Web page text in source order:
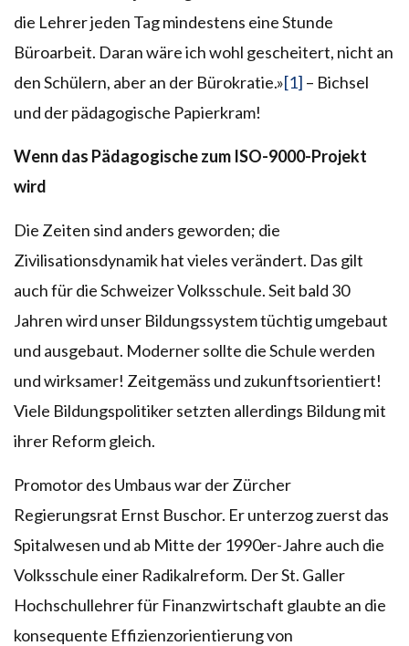
die Lehrer jeden Tag mindestens eine Stunde
Büroarbeit. Daran wäre ich wohl gescheitert, nicht an
den Schülern, aber an der Bürokratie.»[1] – Bichsel
und der pädagogische Papierkram!
Wenn das Pädagogische zum ISO-9000-Projekt
wird
Die Zeiten sind anders geworden; die
Zivilisationsdynamik hat vieles verändert. Das gilt
auch für die Schweizer Volksschule. Seit bald 30
Jahren wird unser Bildungssystem tüchtig umgebaut
und ausgebaut. Moderner sollte die Schule werden
und wirksamer! Zeitgemäss und zukunftsorientiert!
Viele Bildungspolitiker setzten allerdings Bildung mit
ihrer Reform gleich.
Promotor des Umbaus war der Zürcher
Regierungsrat Ernst Buschor. Er unterzog zuerst das
Spitalwesen und ab Mitte der 1990er-Jahre auch die
Volksschule einer Radikalreform. Der St. Galler
Hochschullehrer für Finanzwirtschaft glaubte an die
konsequente Effizienzorientierung von